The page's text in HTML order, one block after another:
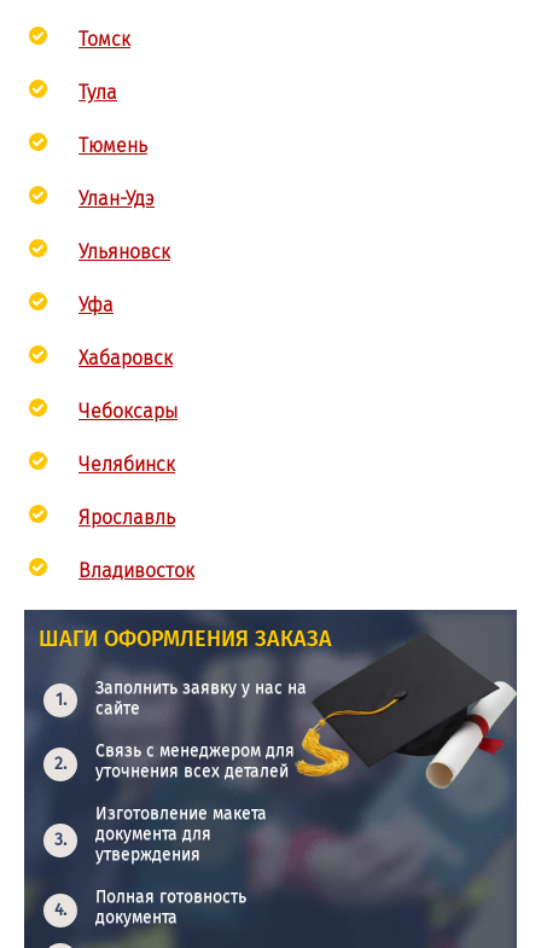
Томск
Тула
Тюмень
Улан-Удэ
Ульяновск
Уфа
Хабаровск
Чебоксары
Челябинск
Ярославль
Владивосток
ШАГИ ОФОРМЛЕНИЯ ЗАКАЗА
Заполнить заявку у нас на
сайте
Связь с менеджером для
уточнения всех деталей
Изготовление макета
документа для
утверждения
Полная готовность
документа